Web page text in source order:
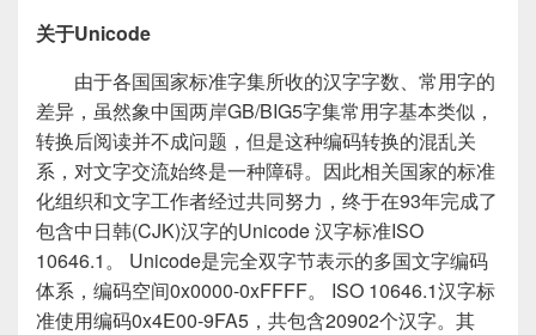
关于Unicode
由于各国国家标准字集所收的汉字字数、常用字的
差异，虽然象中国两岸GB/BIG5字集常用字基本类似，
转换后阅读并不成问题，但是这种编码转换的混乱关
系，对文字交流始终是一种障碍。因此相关国家的标准
化组织和文字工作者经过共同努力，终于在93年完成了
包含中日韩(CJK)汉字的Unicode 汉字标准ISO
10646.1。 Unicode是完全双字节表示的多国文字编码
体系，编码空间0x0000-0xFFFF。 ISO 10646.1汉字标
准使用编码0x4E00-9FA5，共包含20902个汉字。其